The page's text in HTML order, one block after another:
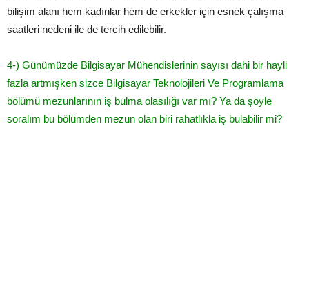
bilişim alanı hem kadınlar hem de erkekler için esnek çalışma
saatleri nedeni ile de tercih edilebilir.
4­-) Günümüzde Bilgisayar Mühendislerinin sayısı dahi bir hayli
fazla artmışken sizce Bilgisayar Teknolojileri Ve Programlama
bölümü mezunlarının iş bulma olasılığı var mı? Ya da şöyle
soralım bu bölümden mezun olan biri rahatlıkla iş bulabilir mi?